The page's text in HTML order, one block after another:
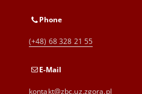
Phone
(+48) 68 328 21 55
E-Mail
kontakt@zbc.uz.zgora.pl